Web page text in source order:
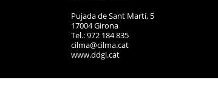
Pujada de Sant Martí, 5
17004 Girona
Tel.: 972 184 835
cilma@cilma.cat
www.ddgi.cat